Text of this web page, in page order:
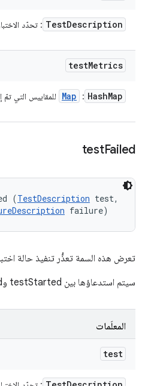
TestDescription : تحدّد
testMetrics
HashMap
:
Map للمقاييس التي تمّ
testFailed
(TestDescription test,
failure)
تعرض هذه السمة تعذُّر تنفيذ حالة
سيتم استدعاؤها بين testStarted وtestEnded.
المعلَمات
test